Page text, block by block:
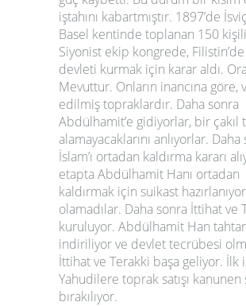
iştahını kabartmıştır. 1897’de
Basel kentinde toplanan 150
Siyonist ekip kongrede,
devleti kurmak için karar aldı.
Mevuttur. Onların inancına göre,
edilmiş topraklardır. Daha sonra
Abdülhamit’e gidiyorlar, bir çakıl
alamayacaklarını anlıyorlar. Daha
İslam’ı ortadan kaldırma kararı
etapta Abdülhamit Hanı ortadan
kaldırmak için suikast
olamadılar. Daha sonra İttihat ve
kuruluyor. Abdülhamit Han
indiriliyor ve devlet tecrübesi
İttihat ve Terakki başa geliyor. İlk
Yahudilere toprak satışı
bırakılıyor.